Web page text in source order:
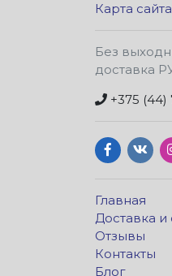
Карта сайта
Без
доставка
+375
Главная
Доставка и
Отзывы
Контакты
Блог